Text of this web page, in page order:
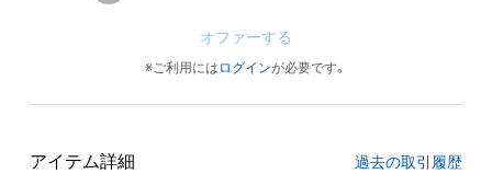
オファーする
※ご利用には ログインが必要です。
アイテム詳細 過去の取引履歴